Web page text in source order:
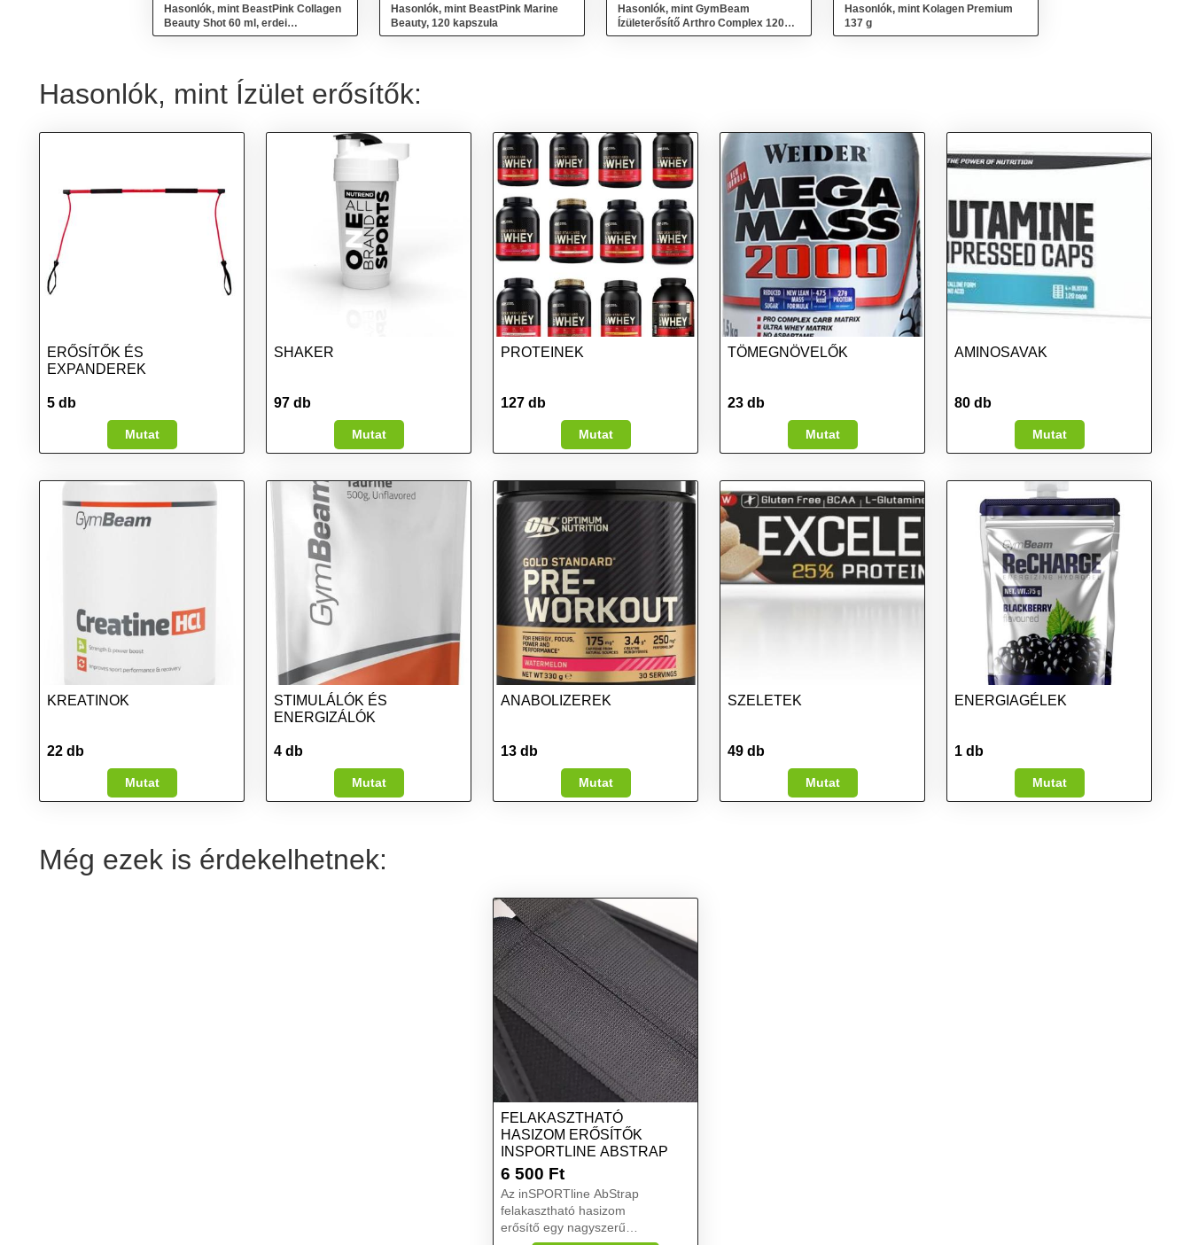
Hasonlók, mint BeastPink Collagen
Beauty Shot 60 ml, erdei
gyümölcsök
Hasonlók, mint BeastPink Marine
Beauty, 120 kapszula
Hasonlók, mint GymBeam
Ízületerősítő Arthro Complex 120
kapszula
Hasonlók, mint Kolagen Premium
137 g
Hasonlók, mint Ízület erősítők:
ERŐSÍTŐK ÉS
EXPANDEREK
5 db
Mutat
SHAKER
97 db
Mutat
PROTEINEK
127 db
Mutat
TÖMEGNÖVELŐK
23 db
Mutat
AMINOSAVAK
80 db
Mutat
KREATINOK
22 db
Mutat
STIMULÁLÓK ÉS
ENERGIZÁLÓK
4 db
Mutat
ANABOLIZEREK
13 db
Mutat
SZELETEK
49 db
Mutat
ENERGIAGÉLEK
1 db
Mutat
Még ezek is érdekelhetnek:
FELAKASZTHATÓ
HASIZOM ERŐSÍTŐK
INSPORTLINE ABSTRAP
6 500 Ft
Az inSPORTline AbStrap
felakasztható hasizom
erősítő egy nagyszerű